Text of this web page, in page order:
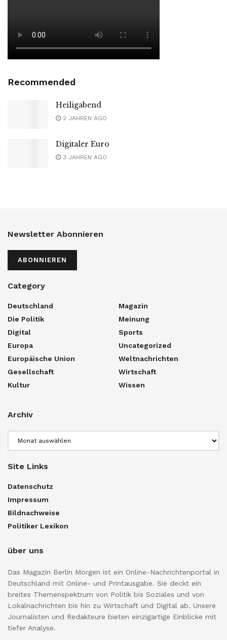
Recommended
Heiligabend
2 JAHREN AGO
Digitaler Euro
3 JAHREN AGO
Newsletter Abonnieren
ABONNIEREN
Category
Deutschland
Die Politik
Digital
Europa
Europäische Union
Gesellschaft
Kultur
Magazin
Meinung
Sports
Uncategorized
Weltnachrichten
Wirtschaft
Wissen
Archiv
Site Links
Datenschutz
Impressum
Bildnachweise
Politiker Lexikon
über uns
Das Magazin Berlin Morgen ist ein Online-Nachrichtenportal in
Deutschland mit Online- und Printausgabe. Sie deckt ein
breites Themenspektrum von Politik bis Soziales und von
Lokalnachrichten bis hin zu Wirtschaft und Digital ab. Unsere
Journalisten und Redakteure bieten einzigartige Einblicke mit
tiefer Analyse.